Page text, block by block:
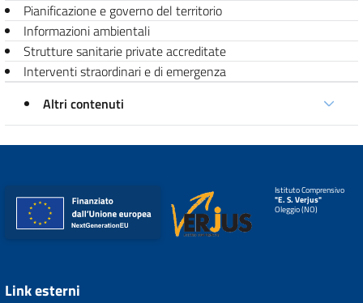
Pianificazione e governo del territorio
Informazioni ambientali
Strutture sanitarie private accreditate
Interventi straordinari e di emergenza
Altri contenuti
Istituto Comprensivo
"E. S. Verjus"
Oleggio (NO)
Link esterni